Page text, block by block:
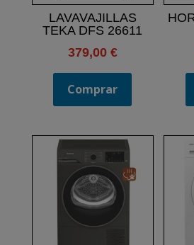
LAVAVAJILLAS
TEKA DFS 26611
379,00 €
Comprar